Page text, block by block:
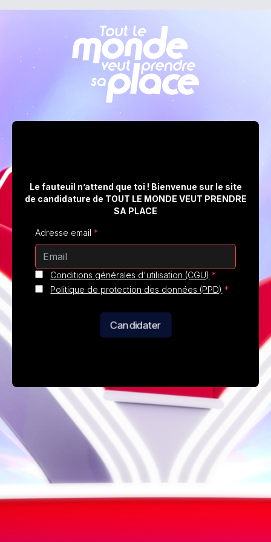
Le fauteuil n’attend que toi ! Bienvenue sur le site
de candidature de TOUT LE MONDE VEUT PRENDRE
SA PLACE
Adresse email*
Conditions générales d'utilisation (CGU) *
Politique de protection des données (PPD) *
Candidater